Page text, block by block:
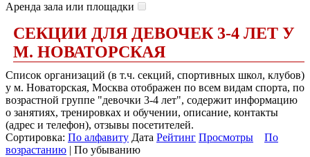
Аренда зала или площадки
СЕКЦИИ ДЛЯ ДЕВОЧЕК 3-4 ЛЕТ У
М. НОВАТОРСКАЯ
Список организаций (в т.ч. секций, спортивных школ, клубов)
у м. Новаторская, Москва отображен по всем видам спорта, по
возрастной группе "девочки 3-4 лет", содержит информацию
о занятиях, тренировках и обучении, описание, контакты
(адрес и телефон), отзывы посетителей.
Сортировка: По алфавиту Дата Рейтинг Просмотры
По
возрастанию | По убыванию